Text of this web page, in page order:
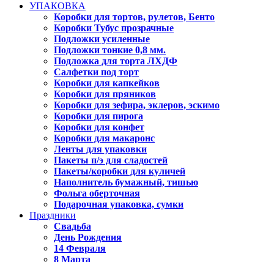
УПАКОВКА
Коробки для тортов, рулетов, Бенто
Коробки Тубус прозрачные
Подложки усиленные
Подложки тонкие 0,8 мм.
Подложка для торта ЛХДФ
Салфетки под торт
Коробки для капкейков
Коробки для пряников
Коробки для зефира, эклеров, эскимо
Коробки для пирога
Коробки для конфет
Коробки для макаронс
Ленты для упаковки
Пакеты п/э для сладостей
Пакеты/коробки для куличей
Наполнитель бумажный, тишью
Фольга оберточная
Подарочная упаковка, сумки
Праздники
Свадьба
День Рождения
14 Февраля
8 Марта